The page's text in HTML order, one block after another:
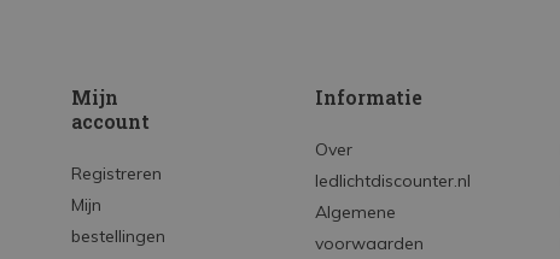
Mijn
account
Registreren
Mijn
bestellingen
Informatie
Over
ledlichtdiscounter.nl
Algemene
voorwaarden